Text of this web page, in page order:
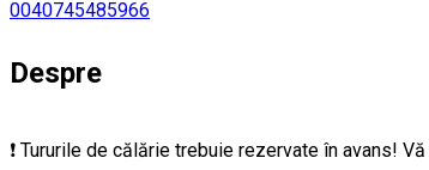
0040745485966
Despre
❗ Tururile de călărie trebuie rezervate în avans!